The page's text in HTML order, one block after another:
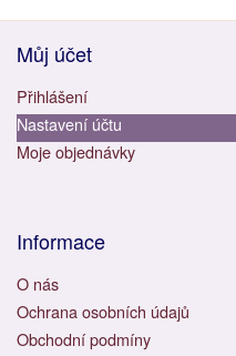
Můj účet
Přihlášení
Nastavení účtu
Moje objednávky
Informace
O nás
Ochrana osobních údajů
Obchodní podmíny